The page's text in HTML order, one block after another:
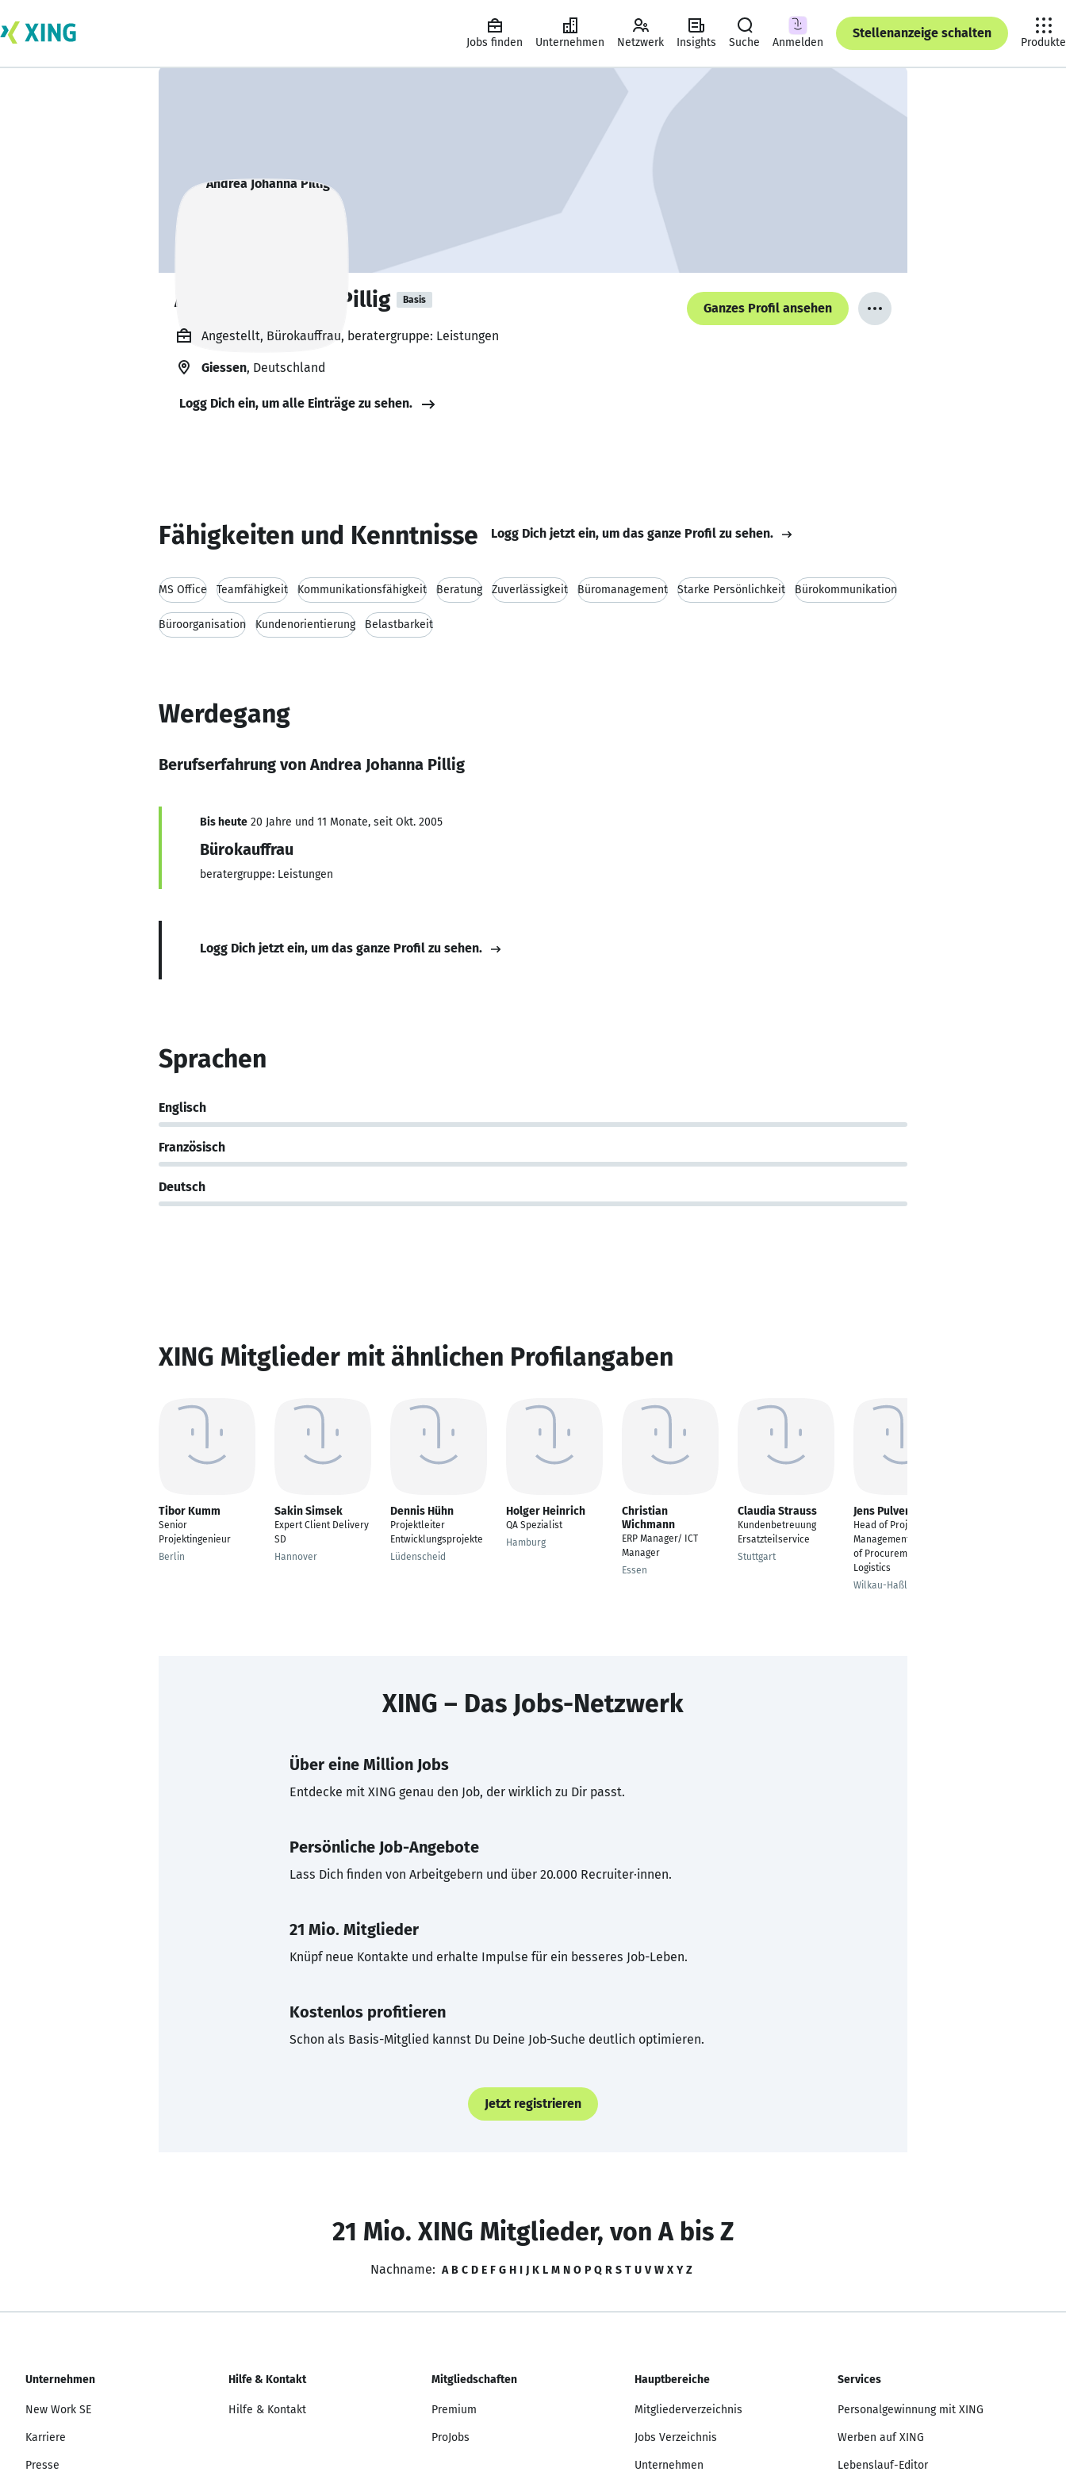
Jobs finden Unternehmen Netzwerk Insights Suche Anmelden
Stellenanzeige schalten
Produkte
Andrea Johanna Pillig Basis
Ganzes Profil ansehen
Angestellt, Bürokauffrau, beratergruppe: Leistungen
Giessen, Deutschland
Logg Dich ein, um alle Einträge zu sehen.
Fähigkeiten und Kenntnisse Logg Dich jetzt ein, um das ganze Profil zu sehen.
MS Office Teamfähigkeit Kommunikationsfähigkeit Beratung Zuverlässigkeit Büromanagement Starke Persönlichkeit Bürokommunikation
Büroorganisation Kundenorientierung Belastbarkeit
Werdegang
Berufserfahrung von Andrea Johanna Pillig
Bis heute 20 Jahre und 11 Monate, seit Okt. 2005
Bürokauffrau
beratergruppe: Leistungen
Logg Dich jetzt ein, um das ganze Profil zu sehen.
Sprachen
Englisch
Französisch
Deutsch
XING Mitglieder mit ähnlichen Profilangaben
Tibor Kumm
Senior
Projektingenieur
Berlin
Sakin Simsek
Expert Client Delivery
SD
Hannover
Dennis Hühn
Projektleiter
Entwicklungsprojekte
Lüdenscheid
Holger Heinrich
QA Spezialist
Hamburg
Christian
Wichmann
ERP Manager/ ICT
Manager
Essen
Claudia Strauss
Kundenbetreuung
Ersatzteilservice
Stuttgart
Jens Pulvermüller
Head of Project
Management & Head
of Procurement and
Logistics
Wilkau-Haßlau
XING – Das Jobs-Netzwerk
Über eine Million Jobs
Entdecke mit XING genau den Job, der wirklich zu Dir passt.
Persönliche Job-Angebote
Lass Dich finden von Arbeitgebern und über 20.000 Recruiter·innen.
21 Mio. Mitglieder
Knüpf neue Kontakte und erhalte Impulse für ein besseres Job-Leben.
Kostenlos profitieren
Schon als Basis-Mitglied kannst Du Deine Job-Suche deutlich optimieren.
Jetzt registrieren
21 Mio. XING Mitglieder, von A bis Z
Nachname: A B C D E F G H I J K L M N O P Q R S T U V W X Y Z
Unternehmen
New Work SE
Karriere
Presse
Hilfe & Kontakt
Hilfe & Kontakt
Mitgliedschaften
Premium
ProJobs
Hauptbereiche
Mitgliederverzeichnis
Jobs Verzeichnis
Unternehmen
Services
Personalgewinnung mit XING
Werben auf XING
Lebenslauf-Editor